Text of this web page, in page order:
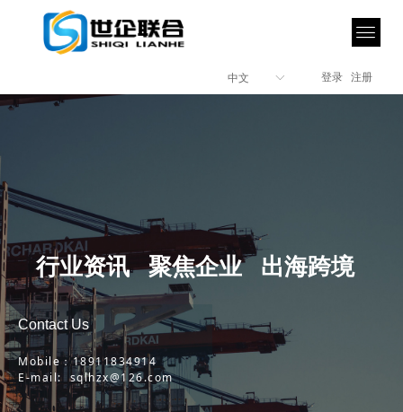
ꀅ
中文 登录 注册
行业资讯 聚焦企业 出海跨境
Contact Us
Mobile：18911834914
E-mail: sqlhzx@126.com